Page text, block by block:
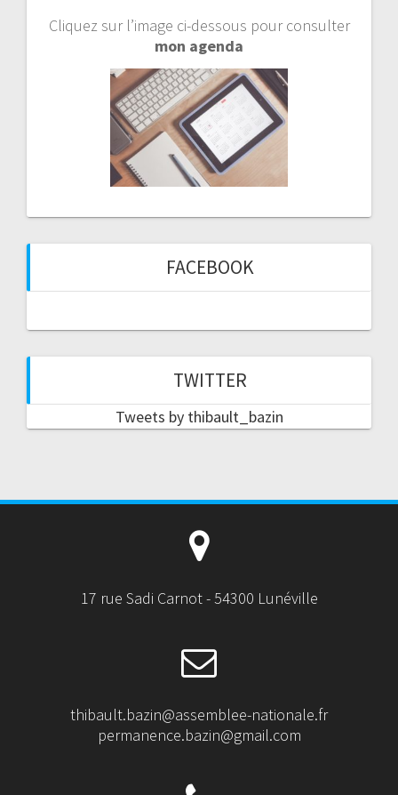
Cliquez sur l’image ci-dessous pour consulter
mon agenda
FACEBOOK
TWITTER
Tweets by thibault_bazin
17 rue Sadi Carnot - 54300 Lunéville
thibault.bazin@assemblee-nationale.fr
permanence.bazin@gmail.com